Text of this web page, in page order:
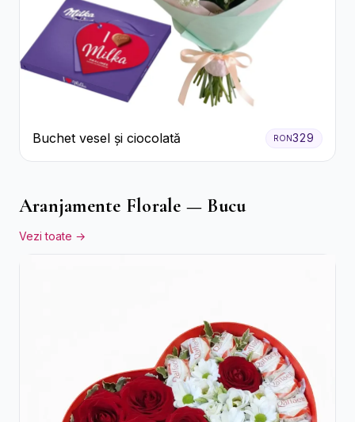
Buchet vesel și ciocolată RON329
Aranjamente Florale — Bucu
Vezi toate →